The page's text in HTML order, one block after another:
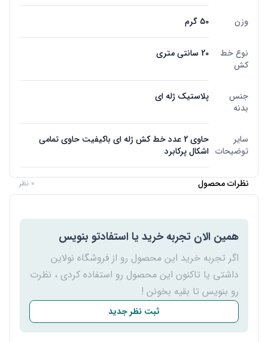
وزن 50 گرم
نوع خط
کش
20 سانتی متری
جنس
بدنه
پلاستیک ژله ای
سایر
توضیحات
حاوی 2 عدد خط کش ژله ای باکیفیت حاوی تمامی
اشکال پرکابرد
نظرات محصول 0 نظر
همین الان تجربه خرید یا استفادتو بنویس
اگر تجربه خرید این محصول رو از فروشگاه نولاین
داشتی یا تاکنون این محصول رو استفاده کردی ، نظرت
رو بنویس تا بقیه بخونن !
ثبت نظر جدید